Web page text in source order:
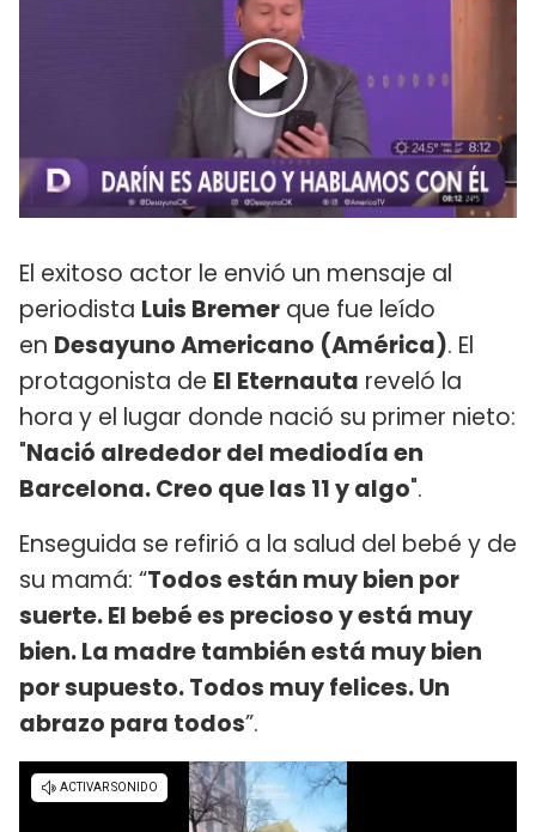
El exitoso actor le envió un mensaje al
periodista Luis Bremer que fue leído
en Desayuno Americano (América). El
protagonista de El Eternauta reveló la
hora y el lugar donde nació su primer nieto:
"Nació alrededor del mediodía en
Barcelona. Creo que las 11 y algo".
Enseguida se refirió a la salud del bebé y de
su mamá: “Todos están muy bien por
suerte. El bebé es precioso y está muy
bien. La madre también está muy bien
por supuesto. Todos muy felices. Un
abrazo para todos”.